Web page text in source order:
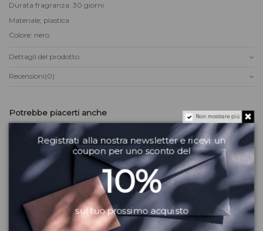
Durata fragranza: 30 giorni
Materiale; plastica
Colore: nero
Dettagli del prodotto
Recensioni(0)
Potrebbe piacerti anche Non mostrare più
Registrati alla nostra newsletter e ricevi un
coupon per uno sconto del
10%
sul tuo prossimo acquisto